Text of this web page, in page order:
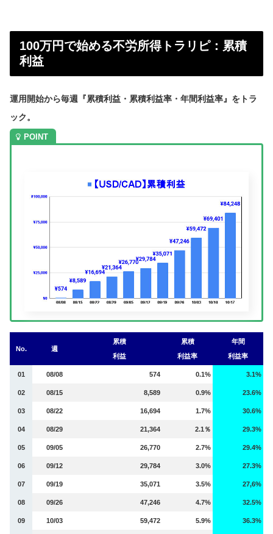
100万円で始める不労所得トラリピ：累積
利益
運用開始から毎週『累積利益・累積利益率・年間利益率』をトラ
ック。
No. 週
累積
利益
累積
利益率
年間
利益率
01 08/08 574 0.1% 3.1%
02 08/15 8,589 0.9% 23.6%
03 08/22 16,694 1.7% 30.6%
04 08/29 21,364 2.1％ 29.3%
05 09/05 26,770 2.7% 29.4%
06 09/12 29,784 3.0% 27.3%
07 09/19 35,071 3.5% 27,6%
08 09/26 47,246 4.7% 32.5%
09 10/03 59,472 5.9% 36.3%